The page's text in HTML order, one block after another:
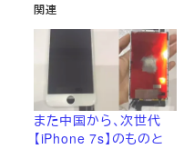
関連
また中国から、次世代
【iPhone 7s】のものと